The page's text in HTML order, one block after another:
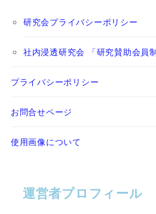
研究会プライバシーポリシー
社内浸透研究会 「研究賛助会員
プライバシーポリシー
お問合せページ
使用画像について
運営者プロフィール